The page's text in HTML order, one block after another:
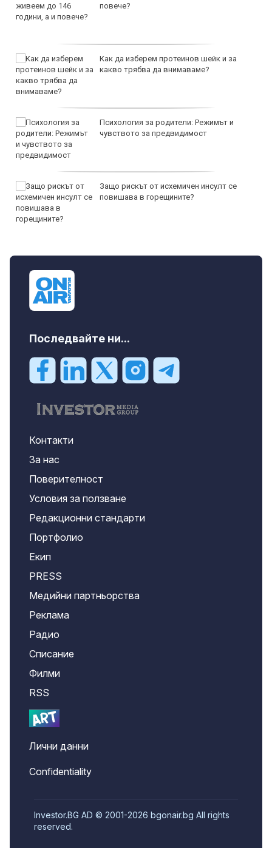
повече?
Как да изберем протеинов шейк и за
какво трябва да внимаваме?
Психология за родители: Режимът и
чувството за предвидимост
Защо рискът от исхемичен инсулт се
повишава в горещините?
Последвайте ни...
Контакти
За нас
Поверителност
Условия за ползване
Редакционни стандарти
Портфолио
Екип
PRESS
Медийни партньорства
Реклама
Радио
Списание
Филми
RSS
Лични данни
Confidentiality
Investor.BG AD © 2001-2026 bgonair.bg All rights
reserved.